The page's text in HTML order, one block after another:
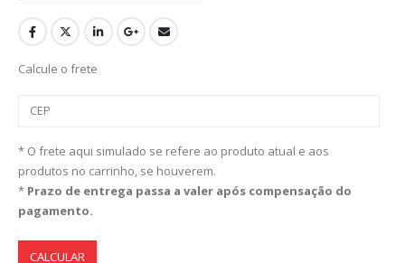
Calcule o frete
* O frete aqui simulado se refere ao produto atual e aos
produtos no carrinho, se houverem.
* Prazo de entrega passa a valer após compensação do
pagamento.
CALCULAR